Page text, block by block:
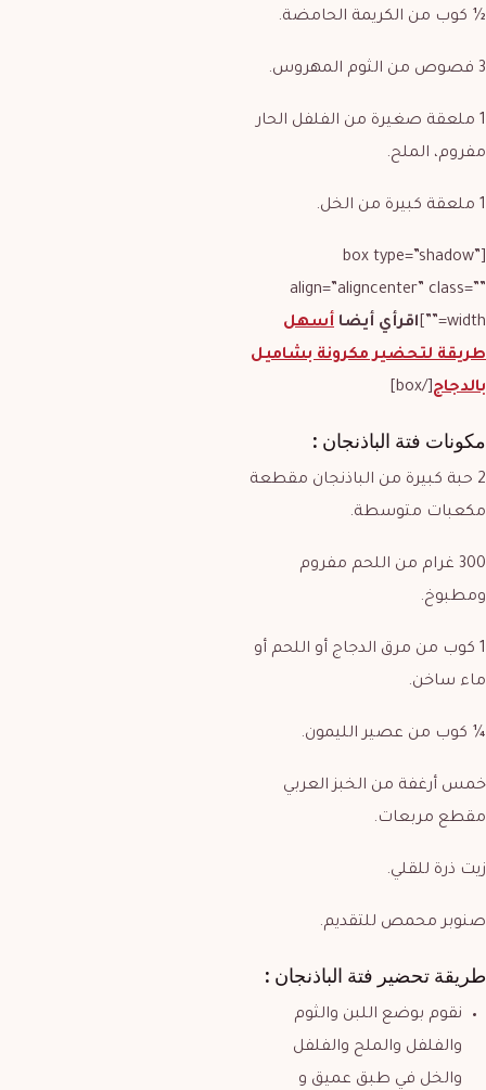
½ كوب من الكريمة الحامضة.
3 فصوص من الثوم المهروس.
1 ملعقة صغيرة من الفلفل الحار
مفروم، الملح.
1 ملعقة كبيرة من الخل.
[box type=”shadow”
align=”aligncenter” class=””
width=””]
اقرأي أيضا أسهل
طريقة لتحضير مكرونة بشاميل
بالدجاج[/box]
مكونات فتة الباذنجان :
2 حبة كبيرة من الباذنجان مقطعة
مكعبات متوسطة.
300 غرام من اللحم مفروم
ومطبوخ.
1 كوب من مرق الدجاج أو اللحم أو
ماء ساخن.
¼ كوب من عصير الليمون.
خمس أرغفة من الخبز العربي
مقطع مربعات.
زيت ذرة للقلي.
صنوبر محمص للتقديم.
طريقة تحضير فتة الباذنجان :
نقوم بوضع اللبن والثوم
والفلفل والملح والفلفل
والخل في طبق عميق و